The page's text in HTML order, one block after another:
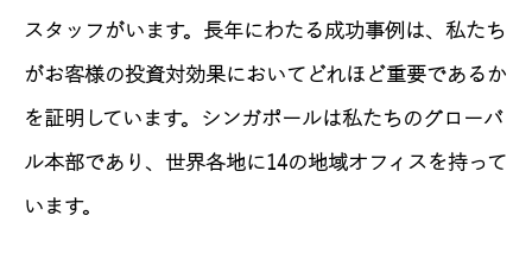
スタッフがいます。長年にわたる成功事例は、私たち
がお客様の投資対効果においてどれほど重要であるか
を証明しています。シンガポールは私たちのグローバ
ル本部であり、世界各地に14の地域オフィスを持って
います。